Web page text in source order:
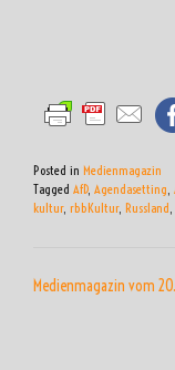
Posted in Medienmagazin
Tagged AfD, Agendasetting,
kultur, rbbKultur, Russland,
Medienmagazin vom